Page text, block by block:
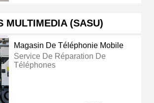
MULTIMEDIA (SASU)
Magasin De Téléphonie Mobile
Service De Réparation De
Téléphones